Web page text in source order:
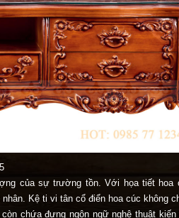
của sự trường tồn. Với họa tiết hoa
Kệ ti vi tân cổ điển hoa cúc không
chứa đựng ngôn ngữ nghệ thuật